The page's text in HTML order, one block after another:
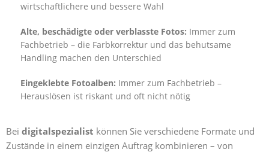
wirtschaftlichere und bessere Wahl
Alte, beschädigte oder verblasste Fotos: Immer zum
Fachbetrieb – die Farbkorrektur und das behutsame
Handling machen den Unterschied
Eingeklebte Fotoalben: Immer zum Fachbetrieb –
Herauslösen ist riskant und oft nicht nötig
Bei digitalspezialist können Sie verschiedene Formate und
Zustände in einem einzigen Auftrag kombinieren – von